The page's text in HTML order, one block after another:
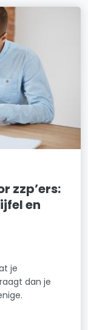
zzp’ers:
en
je
dan je